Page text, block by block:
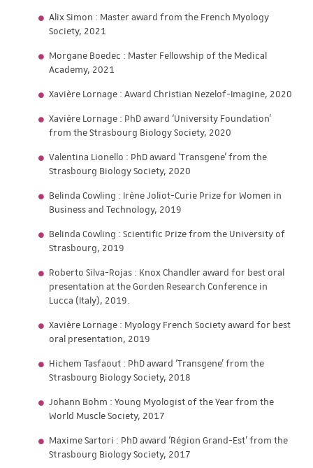
Alix Simon : Master award from the French Myology
Society, 2021
Morgane Boedec : Master Fellowship of the Medical
Academy, 2021
Xavière Lornage : Award Christian Nezelof-Imagine, 2020
Xavière Lornage : PhD award ‘University Foundation’
from the Strasbourg Biology Society, 2020
Valentina Lionello : PhD award ‘Transgene’ from the
Strasbourg Biology Society, 2020
Belinda Cowling : Irène Joliot-Curie Prize for Women in
Business and Technology, 2019
Belinda Cowling : Scientific Prize from the University of
Strasbourg, 2019
Roberto Silva-Rojas : Knox Chandler award for best oral
presentation at the Gorden Research Conference in
Lucca (Italy), 2019.
Xavière Lornage : Myology French Society award for best
oral presentation, 2019
Hichem Tasfaout : PhD award ‘Transgene’ from the
Strasbourg Biology Society, 2018
Johann Bohm : Young Myologist of the Year from the
World Muscle Society, 2017
Maxime Sartori : PhD award ‘Région Grand-Est’ from the
Strasbourg Biology Society, 2017